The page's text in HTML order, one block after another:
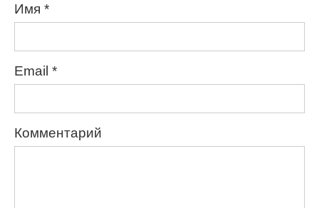
Имя *
Email *
Комментарий